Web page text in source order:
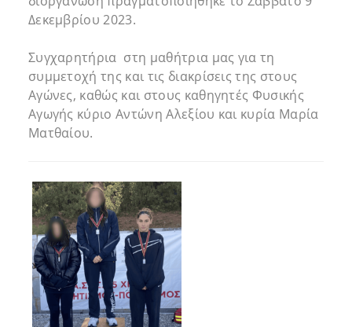
Δεκεμβρίου 2023.
Συγχαρητήρια στη μαθήτρια μας για τη
συμμετοχή της και τις διακρίσεις της στους
Αγώνες, καθώς και στους καθηγητές Φυσικής
Αγωγής κύριο Αντώνη Αλεξίου και κυρία Μαρία
Ματθαίου.